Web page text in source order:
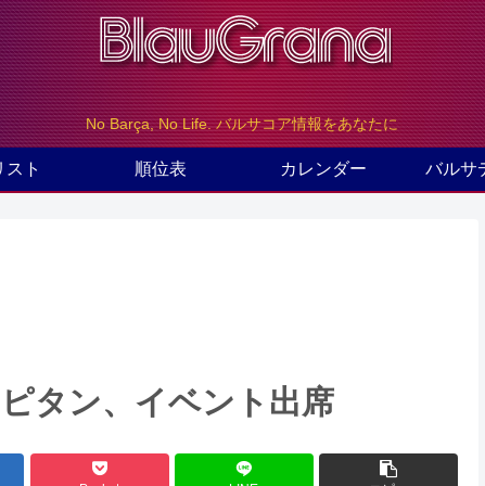
No Barça, No Life. バルサコア情報をあなたに
スト 順位表 カレンダー バルサ
タン、イベント出席